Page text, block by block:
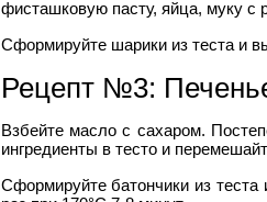
фисташковую пасту, яйца, муку с
Сформируйте шарики из теста и
Рецепт №3:
Взбейте масло с сахаром.
ингредиенты в тесто и
Сформируйте батончики из